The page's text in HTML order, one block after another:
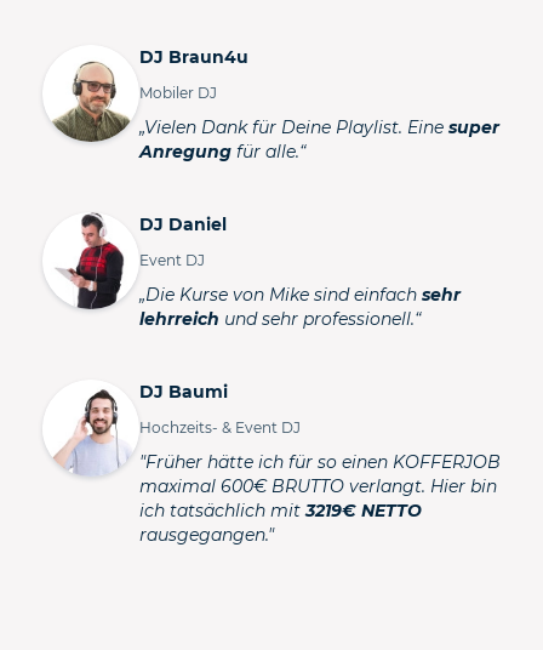
DJ Braun4u
Mobiler DJ
„Vielen Dank für Deine Playlist. Eine super
Anregung für alle.“
DJ Daniel
Event DJ
„Die Kurse von Mike sind einfach sehr
lehrreich und sehr professionell.“
DJ Baumi
Hochzeits- & Event DJ
"Früher hätte ich für so einen KOFFERJOB
maximal 600€ BRUTTO verlangt. Hier bin
ich tatsächlich mit3219€ NETTO
rausgegangen."